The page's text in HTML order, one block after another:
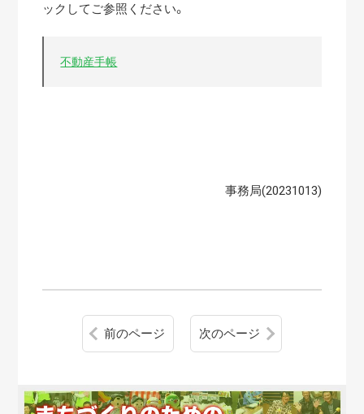
ックしてご参照ください。
不動産手帳
事務局(20231013)
前のページ 次のページ